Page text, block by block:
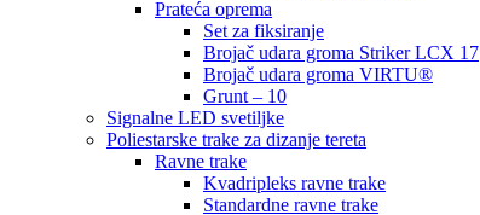
Prateća oprema
Set za fiksiranje
Brojač udara groma Striker LCX 17
Brojač udara groma VIRTU®
Grunt – 10
Signalne LED svetiljke
Poliestarske trake za dizanje tereta
Ravne trake
Kvadripleks ravne trake
Standardne ravne trake